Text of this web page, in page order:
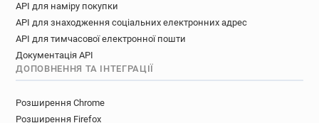
API для наміру покупки
API для знаходження соціальних електронних адрес
API для тимчасової електронної пошти
Документація API
ДОПОВНЕННЯ ТА ІНТЕГРАЦІЇ
Розширення Chrome
Розширення Firefox